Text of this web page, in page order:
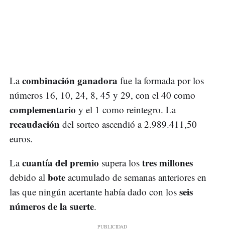
Lacombinación ganadora fue la formada por los
números 16, 10, 24, 8, 45 y 29, con el 40 como
complementario y el 1 como reintegro. La
recaudación del sorteo ascendió a 2.989.411,50
euros.
Lacuantía del premio supera los tres millones
debido al bote acumulado de semanas anteriores en
las que ningún acertante había dado con los seis
números de la suerte.